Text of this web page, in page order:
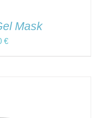
Mask
€